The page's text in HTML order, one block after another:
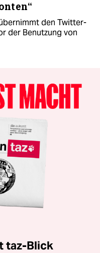
den Twitter-
der Benutzung von
taz-Blick